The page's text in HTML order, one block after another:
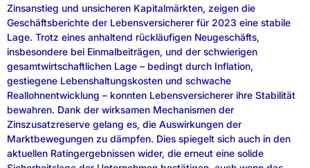
Zinsanstieg und unsicheren Kapitalmärkten, zeigen die
Geschäftsberichte der Lebensversicherer für 2023 eine stabile
Lage. Trotz eines anhaltend rückläufigen Neugeschäfts,
insbesondere bei Einmalbeiträgen, und der schwierigen
gesamtwirtschaftlichen Lage – bedingt durch Inflation,
gestiegene Lebenshaltungskosten und schwache
Reallohnentwicklung – konnten Lebensversicherer ihre Stabilität
bewahren. Dank der wirksamen Mechanismen der
Zinszusatzreserve gelang es, die Auswirkungen der
Marktbewegungen zu dämpfen. Dies spiegelt sich auch in den
aktuellen Ratingergebnissen wider, die erneut eine solide